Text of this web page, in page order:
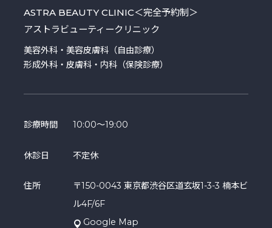
ASTRA BEAUTY CLINIC＜完全予約制＞
アストラビューティークリニック
美容外科・美容皮膚科（自由診療）
形成外科・皮膚科・内科（保険診療）
診療時間 10:00～19:00
休診日 不定休
住所
〒150-0043 東京都渋谷区道玄坂1-3-3 楠本ビ
ル4F/6F
Google Map